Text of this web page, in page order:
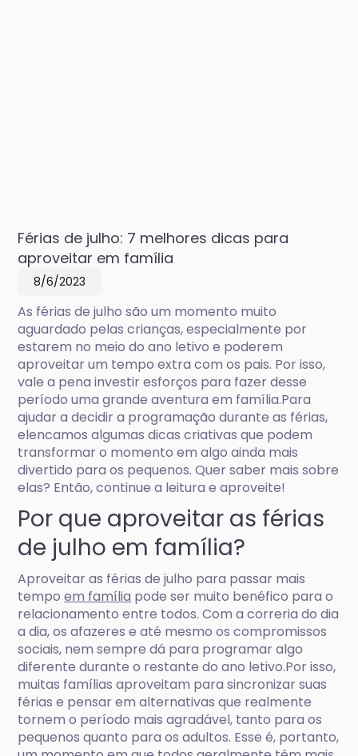
Férias de julho: 7 melhores dicas para
aproveitar em família
8/6/2023
As férias de julho são um momento muito
aguardado pelas crianças, especialmente por
estarem no meio do ano letivo e poderem
aproveitar um tempo extra com os pais. Por isso,
vale a pena investir esforços para fazer desse
período uma grande aventura em família.Para
ajudar a decidir a programação durante as férias,
elencamos algumas dicas criativas que podem
transformar o momento em algo ainda mais
divertido para os pequenos. Quer saber mais sobre
elas? Então, continue a leitura e aproveite!
Por que aproveitar as férias
de julho em família?
Aproveitar as férias de julho para passar mais
tempoem família pode ser muito benéfico para o
relacionamento entre todos. Com a correria do dia
a dia, os afazeres e até mesmo os compromissos
sociais, nem sempre dá para programar algo
diferente durante o restante do ano letivo.Por isso,
muitas famílias aproveitam para sincronizar suas
férias e pensar em alternativas que realmente
tornem o período mais agradável, tanto para os
pequenos quanto para os adultos. Esse é, portanto,